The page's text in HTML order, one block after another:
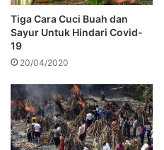
Tiga Cara Cuci Buah dan
Sayur Untuk Hindari Covid-
19
20/04/2020